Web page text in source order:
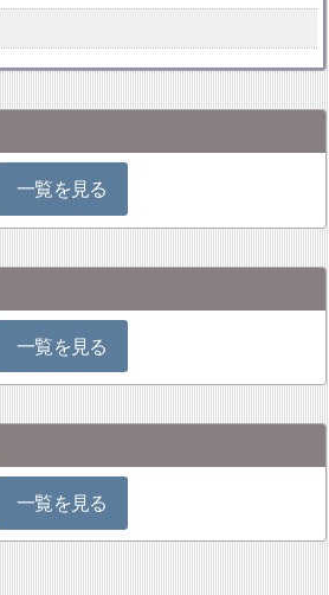
一覧を見る
一覧を見る
一覧を見る